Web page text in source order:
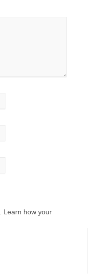
Learn how your